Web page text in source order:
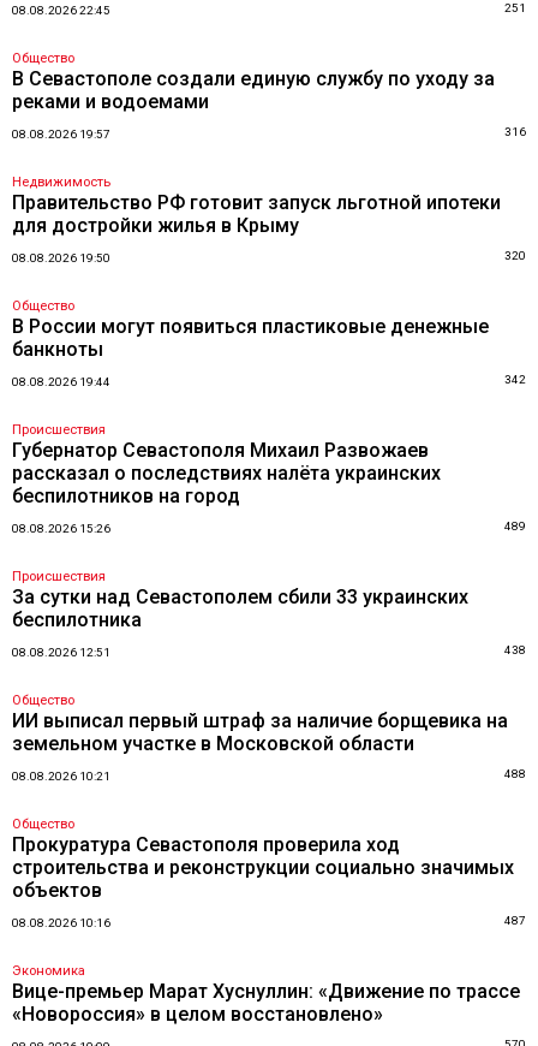
08.08.2026 22:45 251
Общество
В Севастополе создали единую службу по уходу за
реками и водоемами
08.08.2026 19:57 316
Недвижимость
Правительство РФ готовит запуск льготной ипотеки
для достройки жилья в Крыму
08.08.2026 19:50 320
Общество
В России могут появиться пластиковые денежные
банкноты
08.08.2026 19:44 342
Происшествия
Губернатор Севастополя Михаил Развожаев
рассказал о последствиях налёта украинских
беспилотников на город
08.08.2026 15:26 489
Происшествия
За сутки над Севастополем сбили 33 украинских
беспилотника
08.08.2026 12:51 438
Общество
ИИ выписал первый штраф за наличие борщевика на
земельном участке в Московской области
08.08.2026 10:21 488
Общество
Прокуратура Севастополя проверила ход
строительства и реконструкции социально значимых
объектов
08.08.2026 10:16 487
Экономика
Вице-премьер Марат Хуснуллин: «Движение по трассе
«Новороссия» в целом восстановлено»